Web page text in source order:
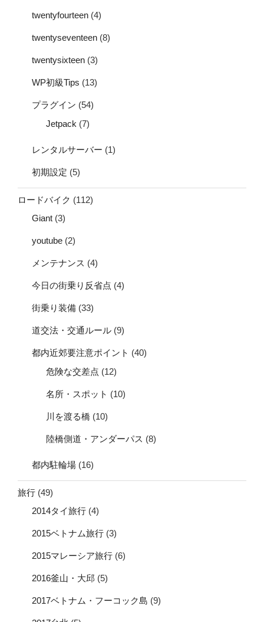
twentyfourteen (4)
twentyseventeen (8)
twentysixteen (3)
WP初級Tips (13)
プラグイン (54)
Jetpack (7)
レンタルサーバー (1)
初期設定 (5)
ロードバイク (112)
Giant (3)
youtube (2)
メンテナンス (4)
今日の街乗り反省点 (4)
街乗り装備 (33)
道交法・交通ルール (9)
都内近郊要注意ポイント (40)
危険な交差点 (12)
名所・スポット (10)
川を渡る橋 (10)
陸橋側道・アンダーパス (8)
都内駐輪場 (16)
旅行 (49)
2014タイ旅行 (4)
2015ベトナム旅行 (3)
2015マレーシア旅行 (6)
2016釜山・大邱 (5)
2017ベトナム・フーコック島 (9)